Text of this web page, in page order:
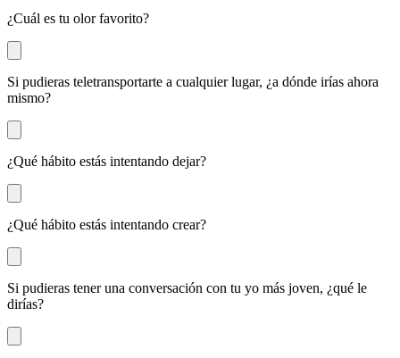
¿Cuál es tu olor favorito?
Si pudieras teletransportarte a cualquier lugar, ¿a dónde irías ahora
mismo?
¿Qué hábito estás intentando dejar?
¿Qué hábito estás intentando crear?
Si pudieras tener una conversación con tu yo más joven, ¿qué le
dirías?